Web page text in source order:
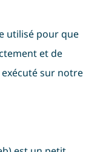
utilisé pour que
et de
sur notre